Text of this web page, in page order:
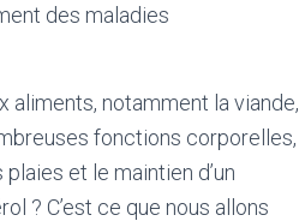
des maladies
aliments, notamment la viande,
fonctions corporelles,
et le maintien d’un
? C’est ce que nous allons